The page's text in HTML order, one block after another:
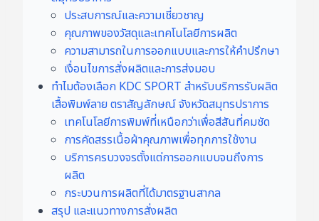
ประสบการณ์และความเชี่ยวชาญ
คุณภาพของวัสดุและเทคโนโลยีการผลิต
ความสามารถในการออกแบบและการให้คำปรึกษา
เงื่อนไขการสั่งผลิตและการส่งมอบ
ทำไมต้องเลือก KDC SPORT สำหรับบริการรับผลิต
เสื้อพิมพ์ลาย ตราสัญลักษณ์ จังหวัดสมุทรปราการ
เทคโนโลยีการพิมพ์ที่เหนือกว่าเพื่อสีสันที่คมชัด
การคัดสรรเนื้อผ้าคุณภาพเพื่อทุกการใช้งาน
บริการครบวงจรตั้งแต่การออกแบบจนถึงการ
ผลิต
กระบวนการผลิตที่ได้มาตรฐานสากล
สรุป และแนวทางการสั่งผลิต